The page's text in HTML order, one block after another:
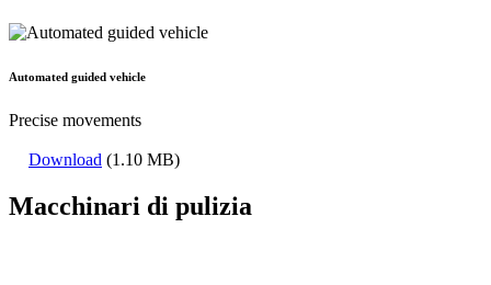
Automated guided vehicle
Precise movements
Download (1.10 MB)
Macchinari di pulizia